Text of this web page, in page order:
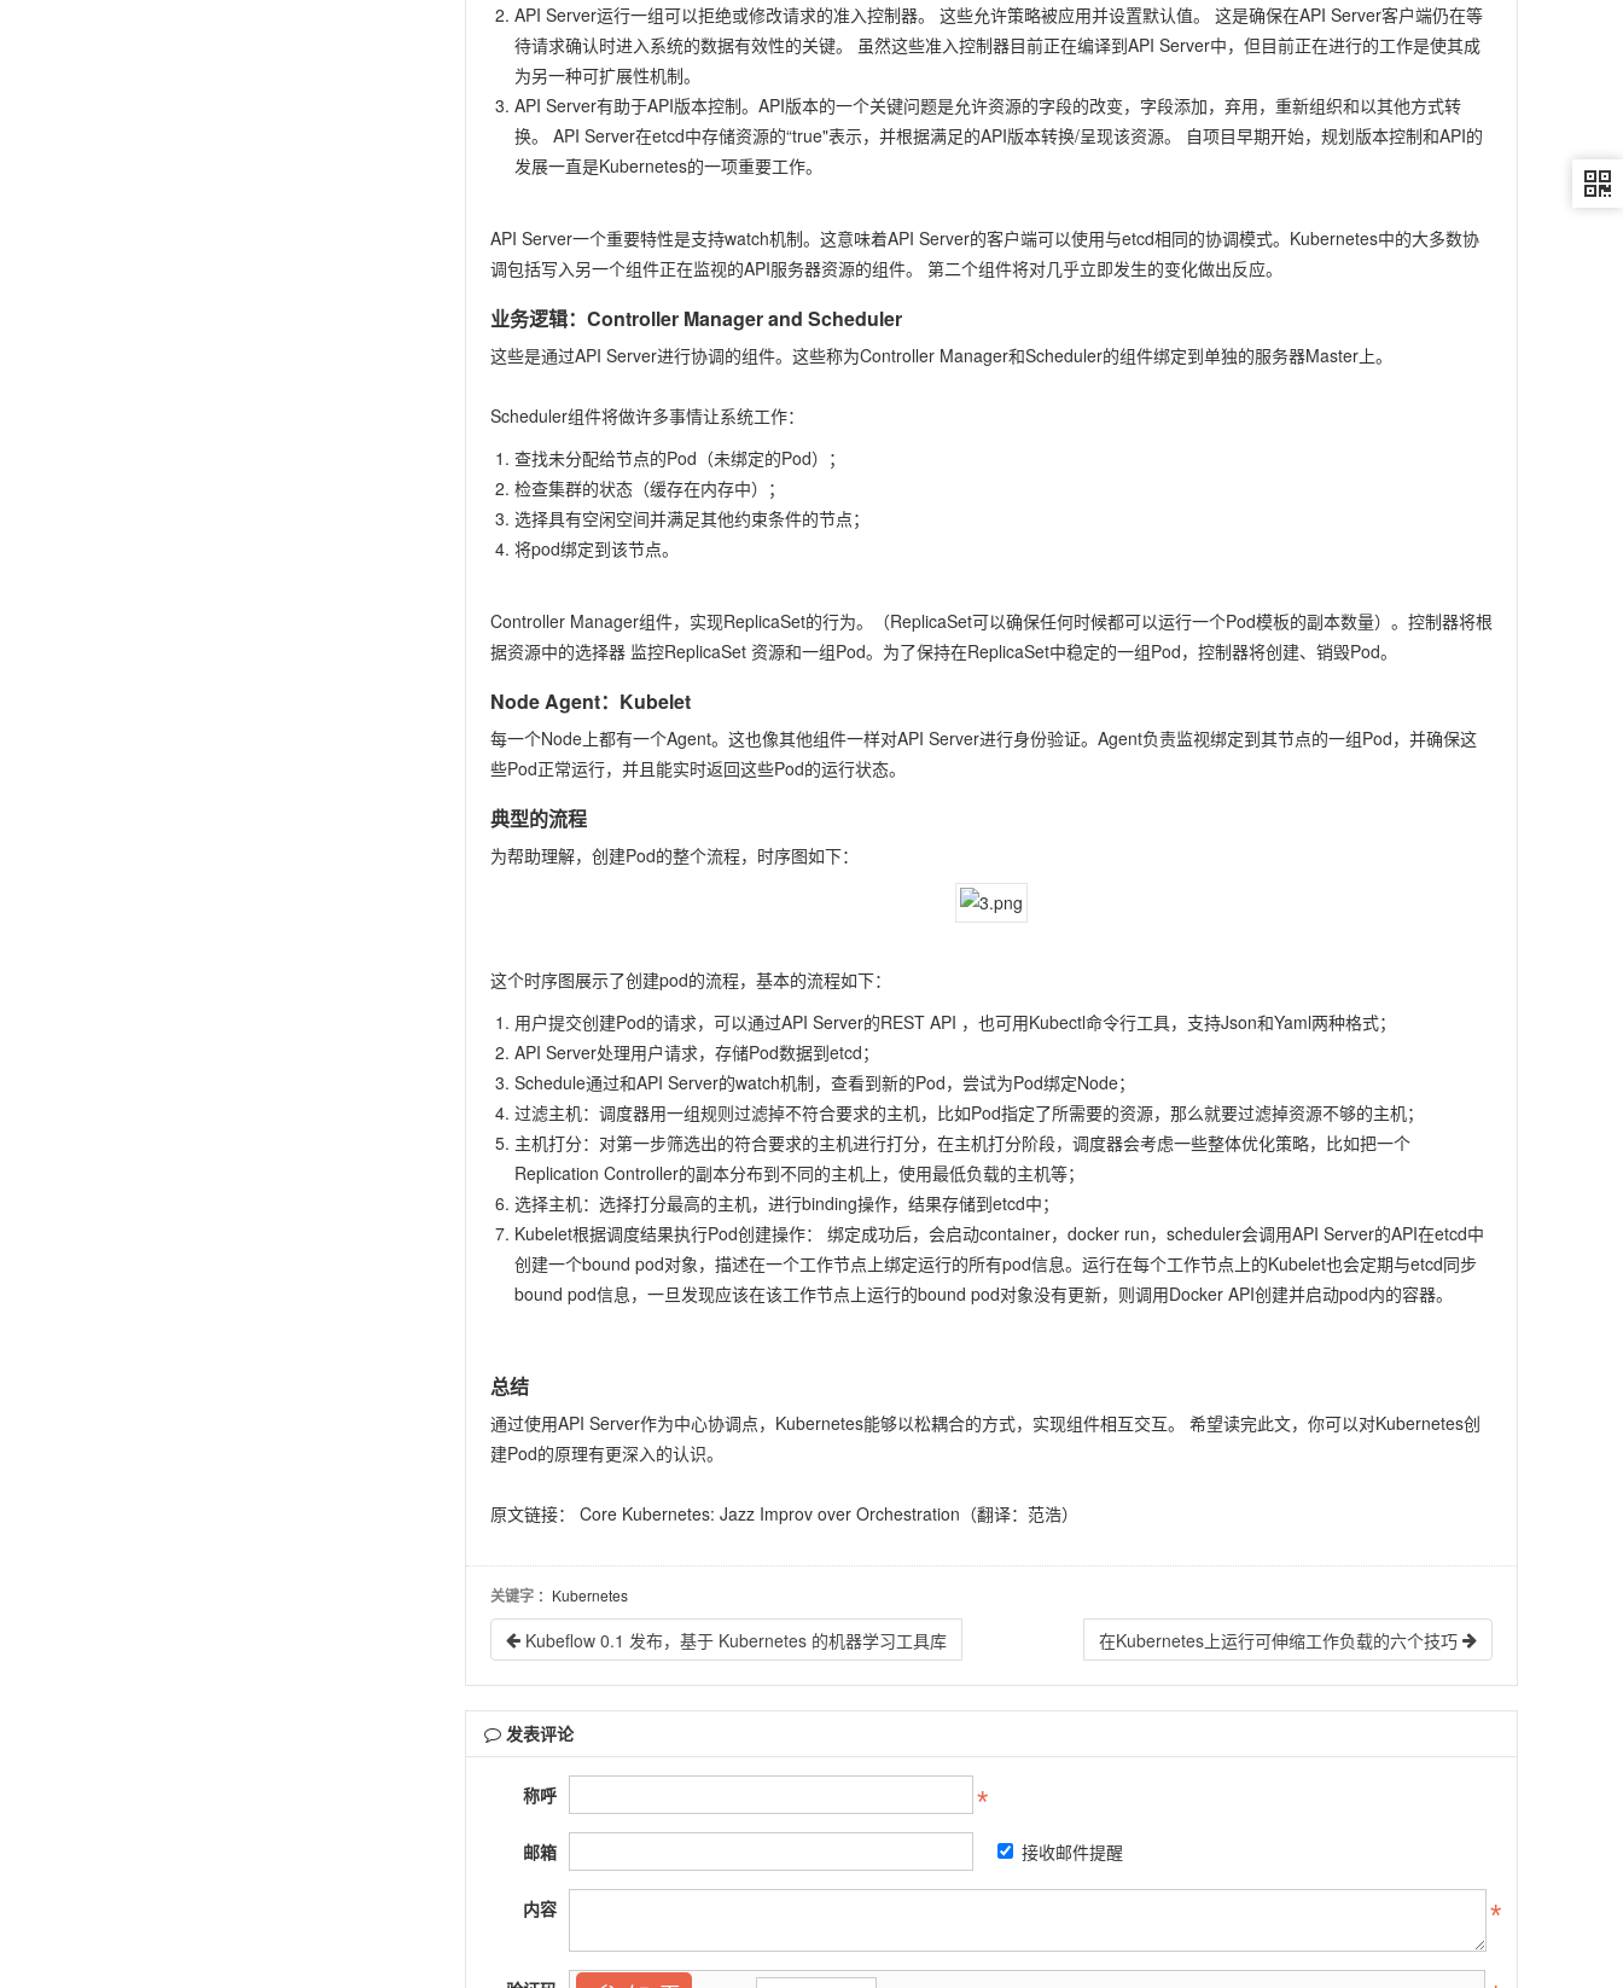
API Server运行一组可以拒绝或修改请求的准入控制器。 这些允许策略被应用并设置默认值。 这是确保在API Server客户端仍在等
待请求确认时进入系统的数据有效性的关键。 虽然这些准入控制器目前正在编译到API Server中，但目前正在进行的工作是使其成
为另一种可扩展性机制。
API Server有助于API版本控制。API版本的一个关键问题是允许资源的字段的改变，字段添加，弃用，重新组织和以其他方式转
换。 API Server在etcd中存储资源的“true"表示，并根据满足的API版本转换/呈现该资源。 自项目早期开始，规划版本控制和API的
发展一直是Kubernetes的一项重要工作。
API Server一个重要特性是支持watch机制。这意味着API Server的客户端可以使用与etcd相同的协调模式。Kubernetes中的大多数协
调包括写入另一个组件正在监视的API服务器资源的组件。 第二个组件将对几乎立即发生的变化做出反应。
业务逻辑：Controller Manager and Scheduler
这些是通过API Server进行协调的组件。这些称为Controller Manager和Scheduler的组件绑定到单独的服务器Master上。
Scheduler组件将做许多事情让系统工作：
查找未分配给节点的Pod（未绑定的Pod）；
检查集群的状态（缓存在内存中）；
选择具有空闲空间并满足其他约束条件的节点；
将pod绑定到该节点。
Controller Manager组件，实现ReplicaSet的行为。（ReplicaSet可以确保任何时候都可以运行一个Pod模板的副本数量）。控制器将根
据资源中的选择器 监控ReplicaSet 资源和一组Pod。为了保持在ReplicaSet中稳定的一组Pod，控制器将创建、销毁Pod。
Node Agent：Kubelet
每一个Node上都有一个Agent。这也像其他组件一样对API Server进行身份验证。Agent负责监视绑定到其节点的一组Pod，并确保这
些Pod正常运行，并且能实时返回这些Pod的运行状态。
典型的流程
为帮助理解，创建Pod的整个流程，时序图如下：
这个时序图展示了创建pod的流程，基本的流程如下：
用户提交创建Pod的请求，可以通过API Server的REST API ，也可用Kubectl命令行工具，支持Json和Yaml两种格式；
API Server处理用户请求，存储Pod数据到etcd；
Schedule通过和API Server的watch机制，查看到新的Pod，尝试为Pod绑定Node；
过滤主机：调度器用一组规则过滤掉不符合要求的主机，比如Pod指定了所需要的资源，那么就要过滤掉资源不够的主机；
主机打分：对第一步筛选出的符合要求的主机进行打分，在主机打分阶段，调度器会考虑一些整体优化策略，比如把一个
Replication Controller的副本分布到不同的主机上，使用最低负载的主机等；
选择主机：选择打分最高的主机，进行binding操作，结果存储到etcd中；
Kubelet根据调度结果执行Pod创建操作： 绑定成功后，会启动container，docker run，scheduler会调用API Server的API在etcd中
创建一个bound pod对象，描述在一个工作节点上绑定运行的所有pod信息。运行在每个工作节点上的Kubelet也会定期与etcd同步
bound pod信息，一旦发现应该在该工作节点上运行的bound pod对象没有更新，则调用Docker API创建并启动pod内的容器。
总结
通过使用API Server作为中心协调点，Kubernetes能够以松耦合的方式，实现组件相互交互。 希望读完此文，你可以对Kubernetes创
建Pod的原理有更深入的认识。
原文链接： Core Kubernetes: Jazz Improv over Orchestration （翻译：范浩）
关键字 ：Kubernetes
Kubeflow 0.1 发布，基于 Kubernetes 的机器学习工具库 在Kubernetes上运行可伸缩工作负载的六个技巧
发表评论
称呼
邮箱 接收邮件提醒
内容